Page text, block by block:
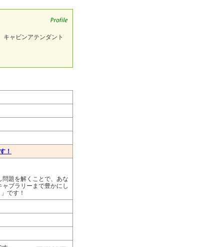
ャビンアテンダント
！
題を解くことで、あな
ブラリーまで豊かにし
です！